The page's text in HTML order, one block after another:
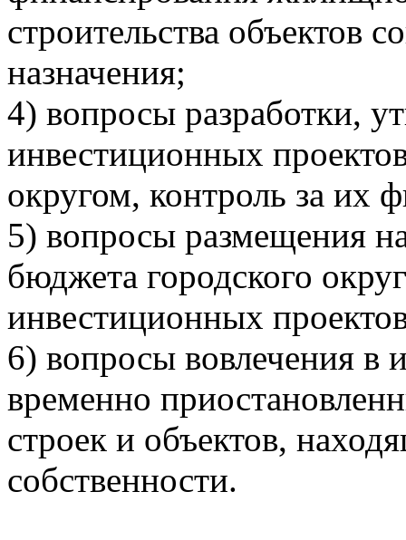
строительства объектов
назначения;
4) вопросы разработки,
инвестиционных
округом, контроль за их
5) вопросы размещения
бюджета городского
инвестиционных
6) вопросы вовлечения в
временно
строек и объектов,
собственности.